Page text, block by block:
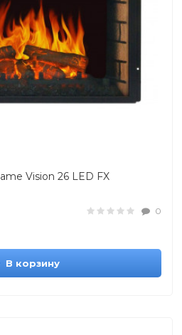
Vision 26 LED FX
0
В корзину